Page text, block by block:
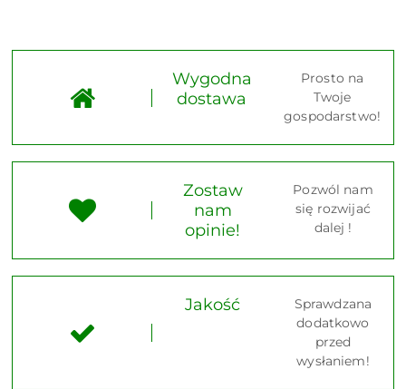
Wygodna
dostawa
Prosto na
Twoje
gospodarstwo!
Zostaw
nam
opinie!
Pozwól nam
się rozwijać
dalej !
Jakość
Sprawdzana
dodatkowo
przed
wysłaniem!